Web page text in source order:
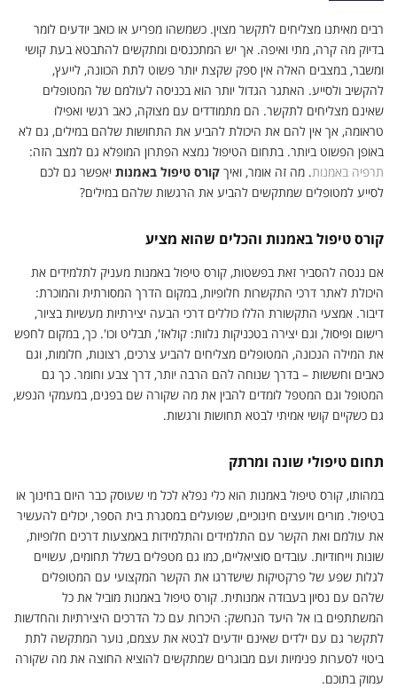
רבים מאיתנו מצליחים לתקשר מצוין. כשמשהו מפריע או כואב יודעים לומר
בדיוק מה קרה, מתי ואיפה. אך יש המתכנסים ומתקשים להתבטא בעת קושי
ומשבר, במצבים האלה אין ספק שקצת יותר פשוט לתת הכוונה, לייעץ,
להקשיב ולסייע. האתגר הגדול יותר הוא בכניסה לעולמם של המטופלים
שאינם מצליחים לתקשר. הם מתמודדים עם מצוקה, כאב רגשי ואפילו
טראומה, אך אין להם את היכולת להביע את התחושות שלהם במילים, גם לא
באופן הפשוט ביותר. בתחום הטיפול נמצא הפתרון המופלא גם למצב הזה:
תרפיה באמנות. מה זה אומר, ואיך קורס טיפול באמנות יאפשר גם לכם
לסייע למטופלים שמתקשים להביע את הרגשות שלהם במילים?
קורס טיפול באמנות והכלים שהוא מציע
אם ננסה להסביר זאת בפשטות, קורס טיפול באמנות מעניק לתלמידים את
היכולת לאתר דרכי התקשרות חלופיות, במקום הדרך המסורתית והמוכרת:
דיבור. אמצעי התקשורת הללו כוללים דרכי הבעה יצירתיות מעשיות בציור,
רישום ופיסול, וגם יצירה בטכניקות נלוות: קולאז', תבליט וכו'. כך, במקום לחפש
את המילה הנכונה, המטופלים מצליחים להביע צרכים, רצונות, חלומות, וגם
כאבים וחששות – בדרך שנוחה להם הרבה יותר, דרך צבע וחומר. כך גם
המטופל וגם המטפל לומדים להבין את מה שקורה שם בפנים, במעמקי הנפש,
גם כשקיים קושי אמיתי לבטא תחושות ורגשות.
תחום טיפולי שונה ומרתק
במהותו, קורס טיפול באמנות הוא כלי נפלא לכל מי שעוסק כבר היום בחינוך או
בטיפול. מורים ויועצים חינוכיים, שפועלים במסגרת בית הספר, יכולים להעשיר
את עולמם ואת הקשר עם התלמידים והתלמידות באמצעות דרכים חלופיות,
שונות וייחודיות. עובדים סוציאליים, כמו גם מטפלים בשלל תחומים, עשויים
לגלות שפע של פרקטיקות שישדרגו את הקשר המקצועי עם המטופלים
שלהם עם נסיון בעבודה אמנותית. קורס טיפול באמנות מוביל את כל
המשתתפים בו אל היעד הנחשק: היכרות עם כל הדרכים היצירתיות והחדשות
לתקשר גם עם ילדים שאינם יודעים לבטא את עצמם, נוער המתקשה לתת
ביטוי לסערות פנימיות ועם מבוגרים שמתקשים להוציא החוצה את מה שקורה
עמוק בתוכם.